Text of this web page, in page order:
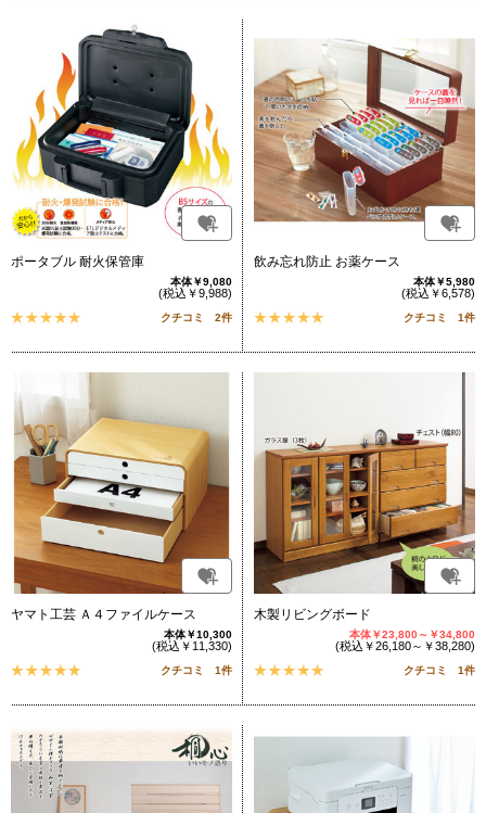
ポータブル 耐火保管庫
本体￥9,080
(税込￥9,988)
クチコミ 2件
飲み忘れ防止 お薬ケース
本体￥5,980
(税込￥6,578)
クチコミ 1件
ヤマト工芸 Ａ４ファイルケース
本体￥10,300
(税込￥11,330)
クチコミ 1件
木製リビングボード
本体￥23,800～￥34,800
(税込￥26,180～￥38,280)
クチコミ 1件